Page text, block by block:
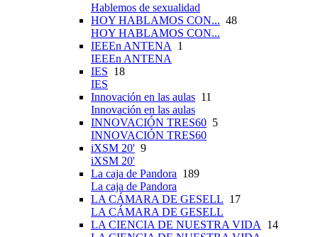
Hablemos de sexualidad
HOY HABLAMOS CON... 48
HOY HABLAMOS CON...
IEEEn ANTENA
1
IEEEn ANTENA
IES 18
IES
Innovación en las aulas 11
Innovación en las aulas
INNOVACIÓN TRES60 5
INNOVACIÓN TRES60
iXSM 20' 9
iXSM 20'
La caja de Pandora 189
La caja de Pandora
LA CÁMARA DE GESELL 17
LA CÁMARA DE GESELL
LA CIENCIA DE NUESTRA VIDA
14